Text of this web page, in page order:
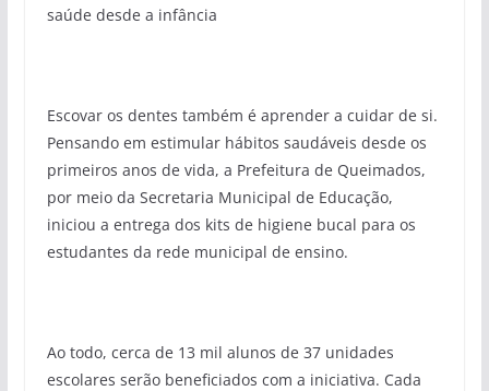
saúde desde a infância
Escovar os dentes também é aprender a cuidar de si.
Pensando em estimular hábitos saudáveis desde os
primeiros anos de vida, a Prefeitura de Queimados,
por meio da Secretaria Municipal de Educação,
iniciou a entrega dos kits de higiene bucal para os
estudantes da rede municipal de ensino.
Ao todo, cerca de 13 mil alunos de 37 unidades
escolares serão beneficiados com a iniciativa. Cada